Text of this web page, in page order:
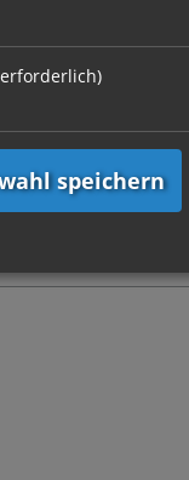
einzelne
speichern